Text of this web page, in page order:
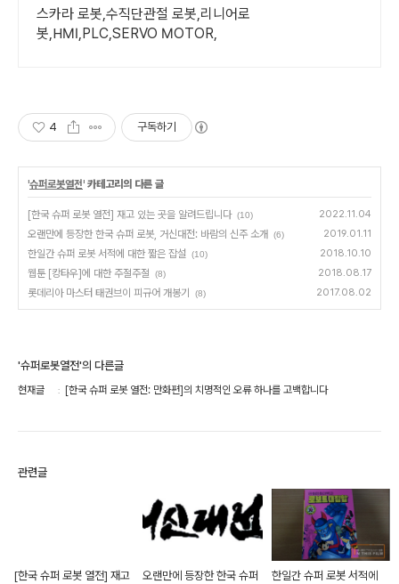
스카라 로봇,수직단관절 로봇,리니어로
봇,HMI,PLC,SERVO MOTOR,
4 구독하기
'슈퍼로봇열전' 카테고리의 다른 글
[한국 슈퍼 로봇 열전] 재고 있는 곳을 알려드립니다 (10) 2022.11.04
오랜만에 등장한 한국 슈퍼 로봇, 거신대전: 바람의 신주 소개 (6) 2019.01.11
한일간 슈퍼 로봇 서적에 대한 짧은 잡설 (10) 2018.10.10
웹툰 [캉타우]에 대한 주절주절 (8) 2018.08.17
롯데리아 마스터 태권브이 피규어 개봉기 (8) 2017.08.02
'슈퍼로봇열전'의 다른글
현재글 [한국 슈퍼 로봇 열전: 만화편]의 치명적인 오류 하나를 고백합니다
관련글
[한국 슈퍼 로봇 열전] 재고
오랜만에 등장한 한국 슈퍼
한일간 슈퍼 로봇 서적에